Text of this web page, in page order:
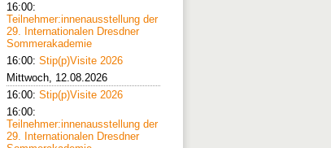
16:00:
Teilnehmer:innenausstellung der
29. Internationalen Dresdner
Sommerakademie
16:00: Stip(p)Visite 2026
Mittwoch, 12.08.2026
16:00: Stip(p)Visite 2026
16:00:
Teilnehmer:innenausstellung der
29. Internationalen Dresdner